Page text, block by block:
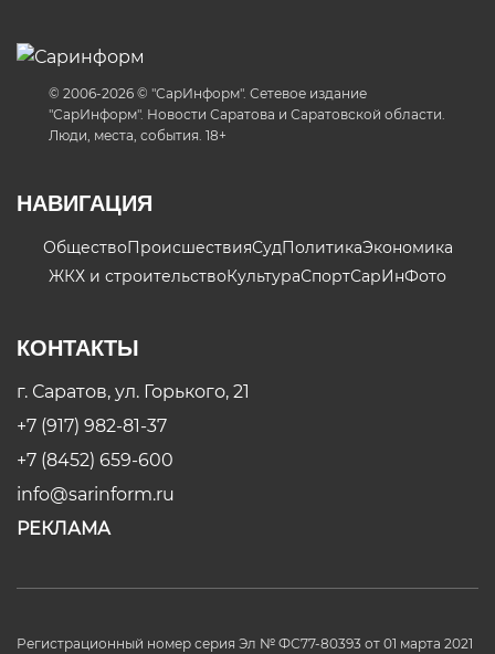
© 2006-2026 © "СарИнформ". Сетевое издание
"СарИнформ". Новости Саратова и Саратовской области.
Люди, места, события. 18+
НАВИГАЦИЯ
ОбществоПроисшествияСудПолитикаЭкономика
ЖКХ и строительствоКультураСпортСарИнФото
КОНТАКТЫ
г. Саратов, ул. Горького, 21
+7 (917) 982-81-37
+7 (8452) 659-600
info@sarinform.ru
РЕКЛАМА
Регистрационный номер серия Эл № ФС77-80393 от 01 марта 2021